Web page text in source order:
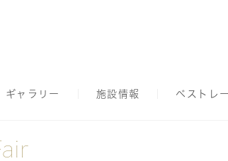
ギャラリー 施設情報 ベストレ